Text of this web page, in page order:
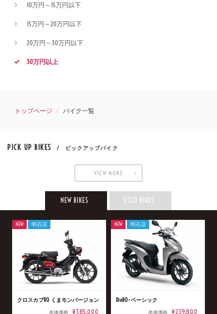
10万円～15万円以下
15万円～20万円以下
20万円～30万円以下
30万円以上
トップページ バイク一覧
PICK UP BIKES / ピックアップバイク
VIEW MORE
NEW BIKES USED BIKES
クロスカブ110 くまモンバージョン
本体価格 ¥385,000
NEW 明石店
Dio110･ベーシック
本体価格 ¥239,800
NEW 明石店